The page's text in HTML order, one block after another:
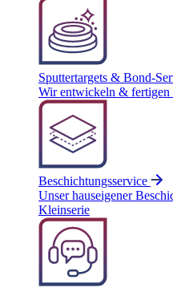
Sputtertargets & Bond-
Wir entwickeln & fertigen
Beschichtungsservice
Unser hauseigener
Kleinserie